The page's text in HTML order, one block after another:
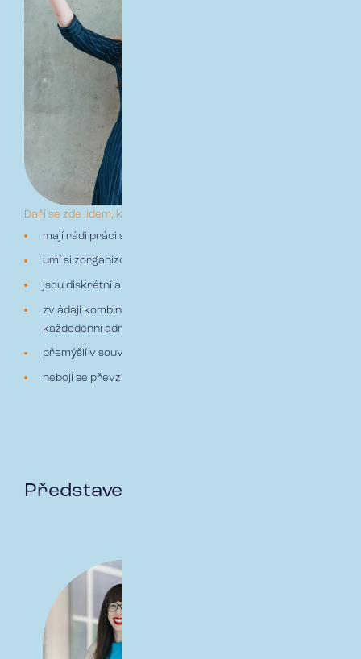
Daří se zde lidem, kteří:
mají rádi práci s lidmi a přirozeně budují vztahy
umí si zorganizovat různorodou agendu
jsou diskrétní a zodpovědní
zvládají kombinovat strategické přemýšlení s
každodenní administrativou
přemýšlí v souvislostech a hledají dlouhodobá řešení
nebojÍ se převzít odpovědnost a dotahují věci do konce
Představení HR týmu